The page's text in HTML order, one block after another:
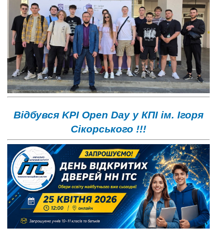
Відбувся KPI Open Day у КПІ ім. Ігоря
Сікорського !!!